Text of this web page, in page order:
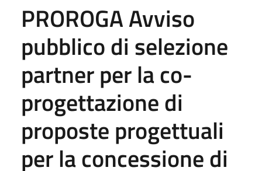
PROROGA Avviso
pubblico di selezione
partner per la co-
progettazione di
proposte progettuali
per la concessione di